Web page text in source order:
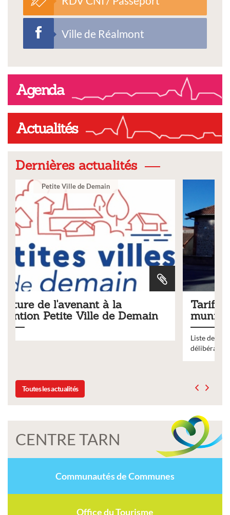
Ville de Réalmont
Agenda
Actualités
Dernières actualités
Tarifs 2026 des services
municipaux
délibération du conseil municipal du 19 décembre 2025
Toutes les actualités
CENTRE TARN
Communautés de Communes
Office du Tourisme